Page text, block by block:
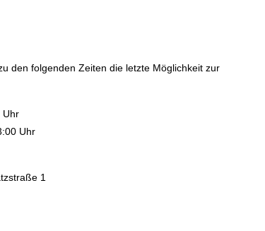
den folgenden Zeiten die letzte Möglichkeit zur
Uhr
Uhr
1